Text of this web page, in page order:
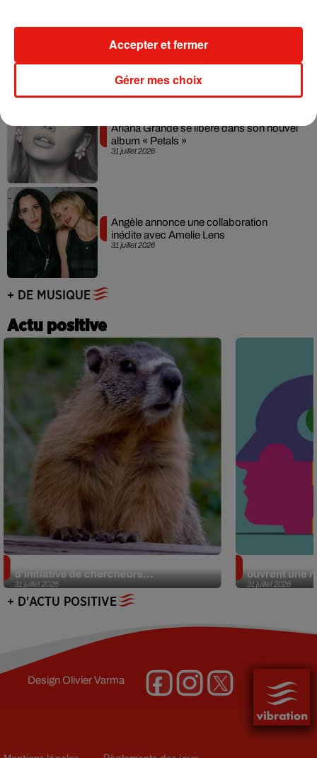
en road-trip dans son nouveau clip
31 juillet 2026
Ariana Grande se libère dans son nouvel
album « Petals »
31 juillet 2026
Angèle annonce une collaboration
inédite avec Amelie Lens
+ DE MUSIQUE
Actu positive
31 juillet 2026
d’initiative de chercheurs...
31 juillet 2026
ouvrent une
+ D'ACTU POSITIVE
DesignOlivier Varma
Gérer mes choix
Accepter et fermer